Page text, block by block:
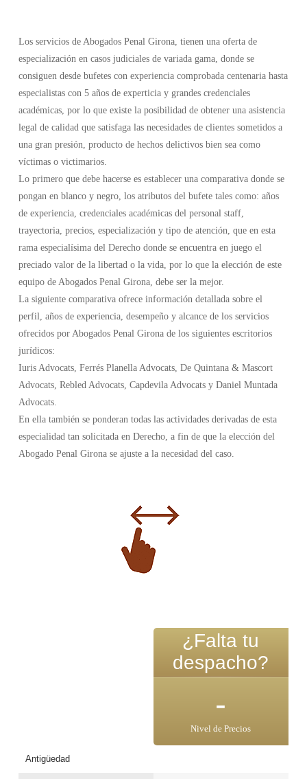
Los servicios de Abogados Penal Girona, tienen una oferta de
especialización en casos judiciales de variada gama, donde se
consiguen desde bufetes con experiencia comprobada centenaria hasta
especialistas con 5 años de experticia y grandes credenciales
académicas, por lo que existe la posibilidad de obtener una asistencia
legal de calidad que satisfaga las necesidades de clientes sometidos a
una gran presión, producto de hechos delictivos bien sea como
víctimas o victimarios.
Lo primero que debe hacerse es establecer una comparativa donde se
pongan en blanco y negro, los atributos del bufete tales como: años
de experiencia, credenciales académicas del personal staff,
trayectoria, precios, especialización y tipo de atención, que en esta
rama especialísima del Derecho donde se encuentra en juego el
preciado valor de la libertad o la vida, por lo que la elección de este
equipo de Abogados Penal Girona, debe ser la mejor.
La siguiente comparativa ofrece información detallada sobre el
perfil, años de experiencia, desempeño y alcance de los servicios
ofrecidos por Abogados Penal Girona de los siguientes escritorios
jurídicos:
Iuris Advocats, Ferrés Planella Advocats, De Quintana & Mascort
Advocats, Rebled Advocats, Capdevila Advocats y Daniel Muntada
Advocats.
En ella también se ponderan todas las actividades derivadas de esta
especialidad tan solicitada en Derecho, a fin de que la elección del
Abogado Penal Girona se ajuste a la necesidad del caso.
Antigüedad
¿Falta tu
despacho?
-
Nivel de Precios